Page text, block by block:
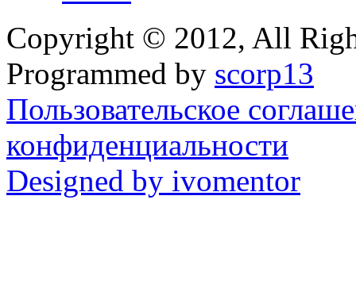
Copyright © 2012, All
Programmed by scorp13
Пользовательское
конфиденциальности
Designed by ivomentor